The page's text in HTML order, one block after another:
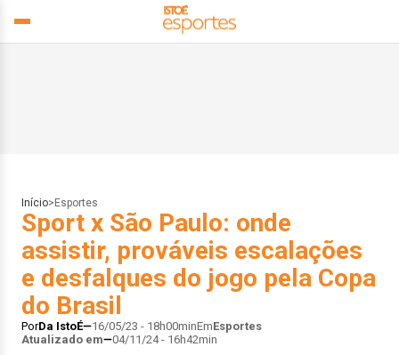
Início> Esportes
Sport x São Paulo: onde
assistir, prováveis escalações
e desfalques do jogo pela Copa
do Brasil
PorDa IstoÉ 16/05/23 - 18h00minEmEsportes
Atualizado em
04/11/24 - 16h42min